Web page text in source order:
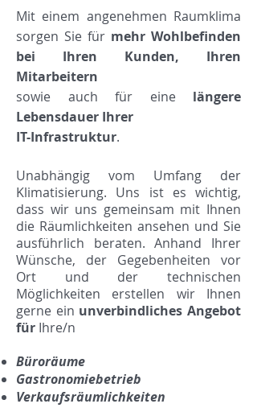
Mit einem angenehmen Raumklima
sorgen Sie für mehr Wohlbefinden
bei Ihren Kunden, Ihren
Mitarbeitern
sowie auch für eine längere
Lebensdauer Ihrer
IT-Infrastruktur.
Unabhängig vom Umfang der
Klimatisierung. Uns ist es wichtig,
dass wir uns gemeinsam mit Ihnen
die Räumlichkeiten ansehen und Sie
ausführlich beraten. Anhand Ihrer
Wünsche, der Gegebenheiten vor
Ort und der technischen
Möglichkeiten erstellen wir Ihnen
gerne ein unverbindliches Angebot
für Ihre/n
Büroräume
Gastronomiebetrieb
Verkaufsräumlichkeiten